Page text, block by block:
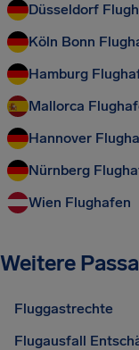
Düsseldorf
Köln Bonn
Hamburg
Mallorca
Hannover
Nürnberg
Wien Flughafen
Weitere
Fluggastrechte
Flugausfall